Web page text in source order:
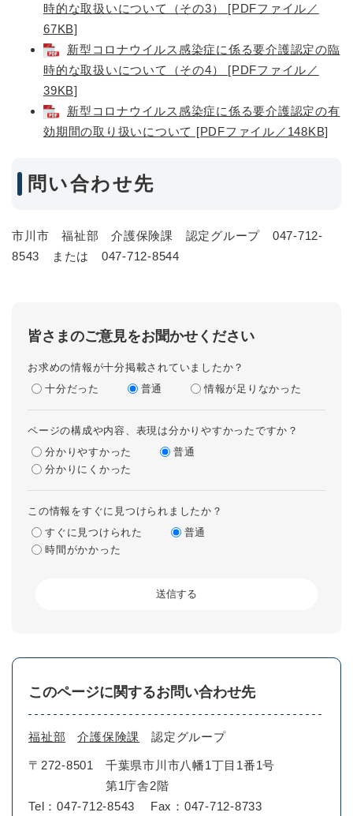
時的な取扱いについて（その3） [PDFファイル／
67KB]
新型コロナウイルス感染症に係る要介護認定の臨
時的な取扱いについて（その4） [PDFファイル／
39KB]
新型コロナウイルス感染症に係る要介護認定の有
効期間の取り扱いについて [PDFファイル／148KB]
問い合わせ先
市川市 福祉部 介護保険課 認定グループ 047-712-
8543 または 047-712-8544
皆さまのご意見をお聞かせください
お求めの情報が十分掲載されていましたか？
十分だった
普通 情報が足りなかった
ページの構成や内容、表現は分かりやすかったですか？
分かりやすかった
普通
分かりにくかった
この情報をすぐに見つけられましたか？
すぐに見つけられた
普通
時間がかかった
このページに関するお問い合わせ先
福祉部 介護保険課 認定グループ
〒272-8501
千葉県市川市八幡1丁目1番1号
第1庁舎2階
Tel：047-712-8543
Fax：047-712-8733